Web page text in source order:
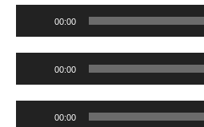
00:00
00:00
00:00